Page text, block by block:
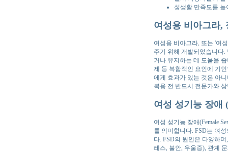
성생활 만족도를
여성용 비아그라,
여성용 비아그라, 또는 '여
주기 위해 개발되었습니다
거나 유지하는 데 도움을
제 등 복합적인 요인에 기
에게 효과가 있는 것은 아
복용 전 반드시 전문가와
여성 성기능 장애
여성 성기능 장애(Female
를 의미합니다. FSD는 여
다. FSD의 원인은 다양하
레스, 불안, 우울증), 관계